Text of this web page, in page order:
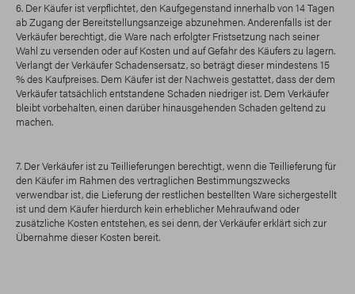
6. Der Käufer ist verpflichtet, den Kaufgegenstand innerhalb von 14 Tagen
ab Zugang der Bereitstellungsanzeige abzunehmen. Anderenfalls ist der
Verkäufer berechtigt, die Ware nach erfolgter Fristsetzung nach seiner
Wahl zu versenden oder auf Kosten und auf Gefahr des Käufers zu lagern.
Verlangt der Verkäufer Schadensersatz, so beträgt dieser mindestens 15
% des Kaufpreises. Dem Käufer ist der Nachweis gestattet, dass der dem
Verkäufer tatsächlich entstandene Schaden niedriger ist. Dem Verkäufer
bleibt vorbehalten, einen darüber hinausgehenden Schaden geltend zu
machen.
7. Der Verkäufer ist zu Teillieferungen berechtigt, wenn die Teillieferung für
den Käufer im Rahmen des vertraglichen Bestimmungszwecks
verwendbar ist, die Lieferung der restlichen bestellten Ware sichergestellt
ist und dem Käufer hierdurch kein erheblicher Mehraufwand oder
zusätzliche Kosten entstehen, es sei denn, der Verkäufer erklärt sich zur
Übernahme dieser Kosten bereit.